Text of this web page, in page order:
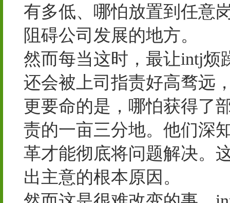
有多低、哪怕放置到任意
阻碍公司发展的地方。
然而每当这时，最让intj烦
还会被上司指责好高骛远
更要命的是，哪怕获得了
责的一亩三分地。他们深
革才能彻底将问题解决。
出主意的根本原因。